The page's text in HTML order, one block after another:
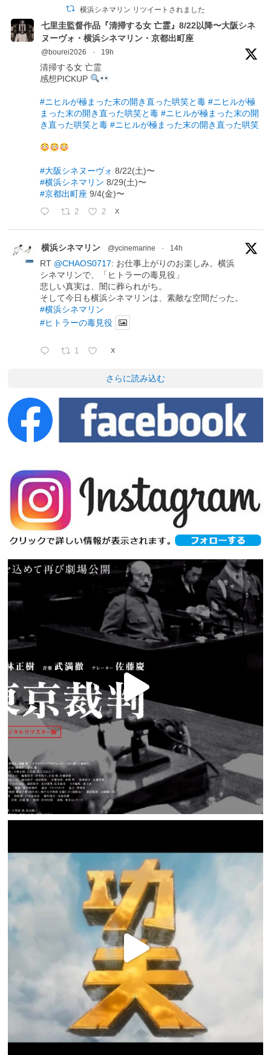
横浜シネマリン リツイートされました
七里圭監督作品『清掃する女 亡霊』8/22以降〜大阪シネ
ヌーヴォ・横浜シネマリン・京都出町座
@bourei2026 · 19h
清掃する女 亡霊
感想PICKUP
#ニヒルが極まった末の開き直った哄笑と毒 #ニヒルが極
まった末の開き直った哄笑と毒 #ニヒルが極まった末の開
き直った哄笑と毒 #ニヒルが極まった末の開き直った哄笑
#大阪シネヌーヴォ 8/22(土)〜
#横浜シネマリン 8/29(土)〜
#京都出町座 9/4(金)〜
2 2 X
横浜シネマリン @ycinemarine · 14h
RT @CHAOS0717: お仕事上がりのお楽しみ。横浜
シネマリンで、「ヒトラーの毒見役」
悲しい真実は、闇に葬られがち。
そして今日も横浜シネマリンは、素敵な空間だった。
#横浜シネマリン
#ヒトラーの毒見役
1 X
さらに読み込む